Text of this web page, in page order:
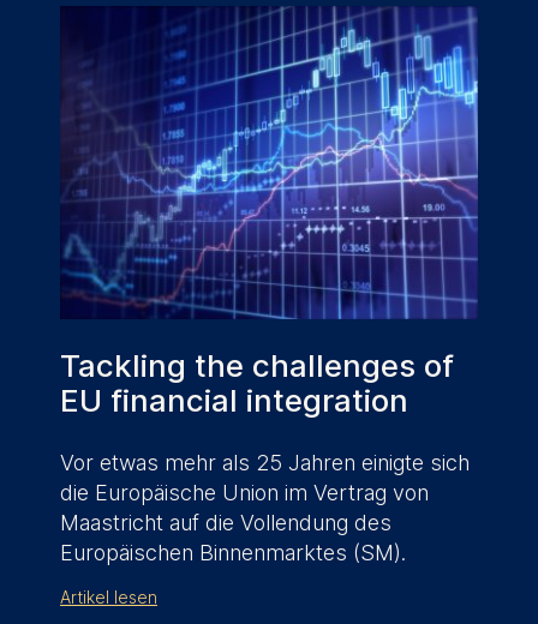
Tackling the challenges of
EU financial integration
Vor etwas mehr als 25 Jahren einigte sich
die Europäische Union im Vertrag von
Maastricht auf die Vollendung des
Europäischen Binnenmarktes (SM).
Artikel lesen